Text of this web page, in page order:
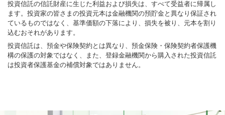
投資信託の信託財産に生じた利益および損失は、すべて受益者に帰属し
ます。投資家の皆さまの投資元本は金融機関の預貯金と異なり保証され
ているものではなく、基準価額の下落により、損失を被り、元本を割り
込むおそれがあります。
投資信託は、預金や保険契約とは異なり、預金保険・保険契約者保護機
構の保護の対象ではなく、また、登録金融機関から購入された投資信託
は投資者保護基金の補償対象ではありません。